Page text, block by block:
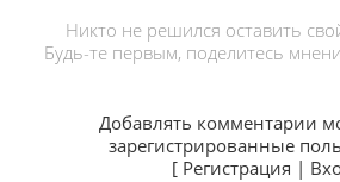
Никто не решился оставить
Будь-те первым, поделитесь
Добавлять комментарии
зарегистрированные
[ Регистрация |